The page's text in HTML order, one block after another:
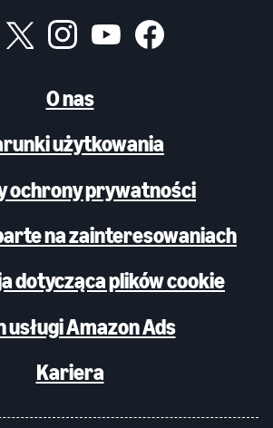
O nas
użytkowania
ochrony prywatności
na zainteresowaniach
dotycząca plików cookie
usługi Amazon Ads
Kariera